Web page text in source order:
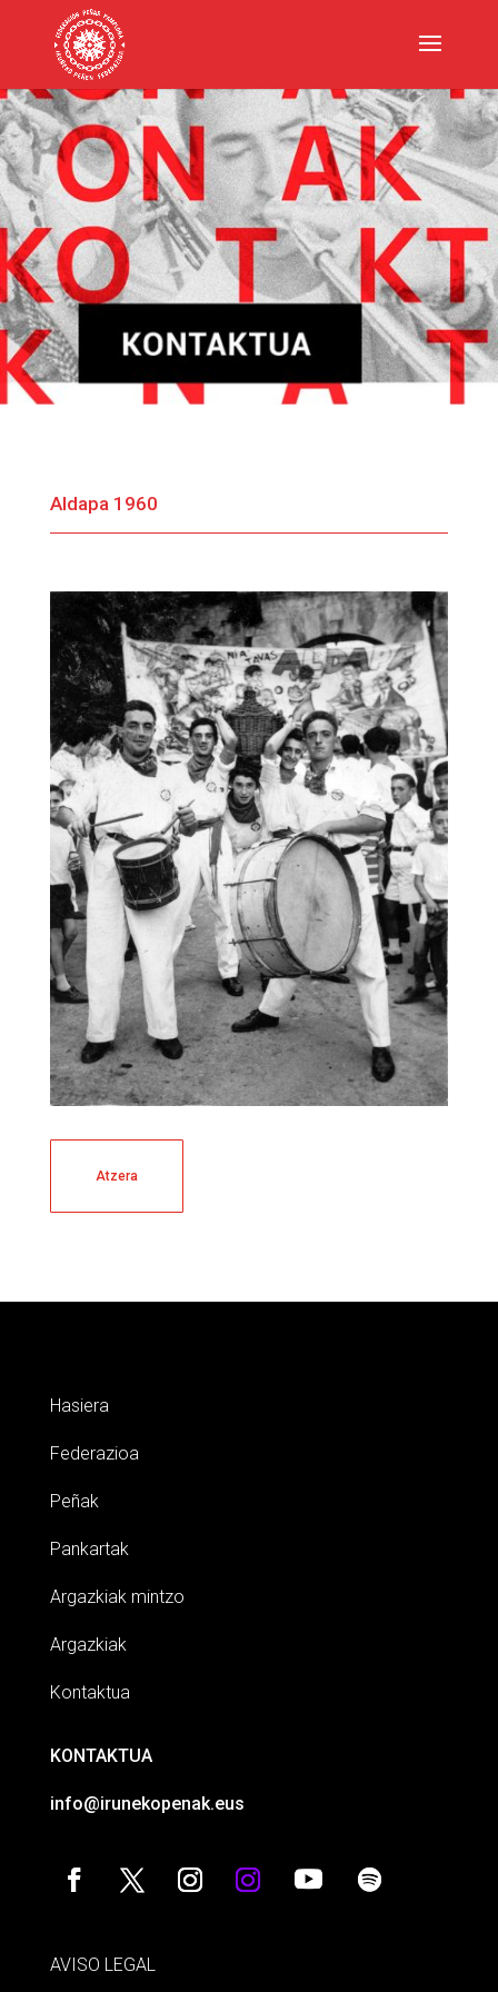
Aldapa 1960
Atzera
Hasiera
Federazioa
Peñak
Pankartak
Argazkiak mintzo
Argazkiak
Kontaktua
KONTAKTUA
info@irunekopenak.eus
AVISO LEGAL